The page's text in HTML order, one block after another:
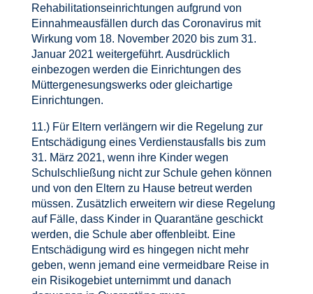
Rehabilitationseinrichtungen aufgrund von
Einnahmeausfällen durch das Coronavirus mit
Wirkung vom 18. November 2020 bis zum 31.
Januar 2021 weitergeführt. Ausdrücklich
einbezogen werden die Einrichtungen des
Müttergenesungswerks oder gleichartige
Einrichtungen.
11.) Für Eltern verlängern wir die Regelung zur
Entschädigung eines Verdienstausfalls bis zum
31. März 2021, wenn ihre Kinder wegen
Schulschließung nicht zur Schule gehen können
und von den Eltern zu Hause betreut werden
müssen. Zusätzlich erweitern wir diese Regelung
auf Fälle, dass Kinder in Quarantäne geschickt
werden, die Schule aber offenbleibt. Eine
Entschädigung wird es hingegen nicht mehr
geben, wenn jemand eine vermeidbare Reise in
ein Risikogebiet unternimmt und danach